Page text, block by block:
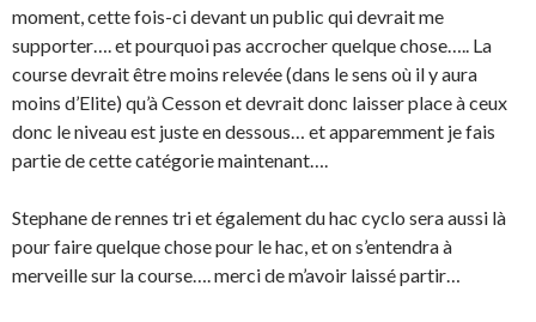
moment, cette fois-ci devant un public qui devrait me
supporter…. et pourquoi pas accrocher quelque chose….. La
course devrait être moins relevée (dans le sens où il y aura
moins d’Elite) qu’à Cesson et devrait donc laisser place à ceux
donc le niveau est juste en dessous… et apparemment je fais
partie de cette catégorie maintenant….
Stephane de rennes tri et également du hac cyclo sera aussi là
pour faire quelque chose pour le hac, et on s’entendra à
merveille sur la course…. merci de m’avoir laissé partir…